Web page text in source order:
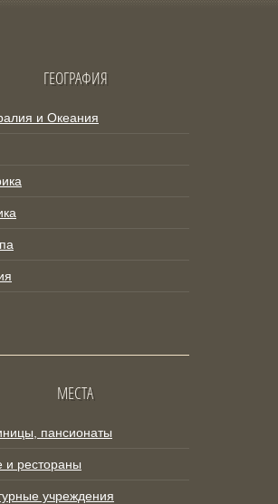
ГЕОГРАФИЯ
и Океания
МЕСТА
пансионаты
и рестораны
учреждения